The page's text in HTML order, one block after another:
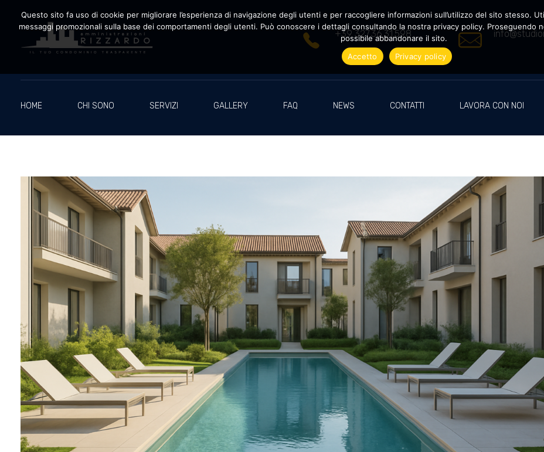
+39 327.36.31.598
HOME CHI SONO SERVIZI GALLERY FAQ NEWS CONTATTI LAVORA CON NOI
Questo sito fa uso di cookie per migliorare l’esperienza di navigazione degli utenti e per raccogliere informazioni sull’utilizzo del sito stesso.
messaggi promozionali sulla base dei comportamenti degli utenti. Può conoscere i dettagli consultando la nostra privacy policy. Proseguendo
possibile abbandonare il sito.
Accetto
Privacy policy